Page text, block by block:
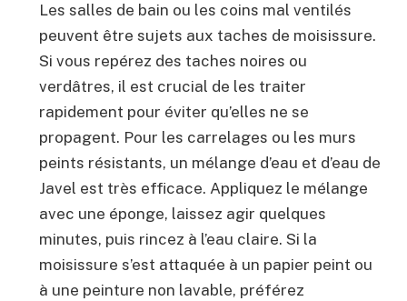
Les salles de bain ou les coins mal ventilés
peuvent être sujets aux taches de moisissure.
Si vous repérez des taches noires ou
verdâtres, il est crucial de les traiter
rapidement pour éviter qu’elles ne se
propagent. Pour les carrelages ou les murs
peints résistants, un mélange d’eau et d’eau de
Javel est très efficace. Appliquez le mélange
avec une éponge, laissez agir quelques
minutes, puis rincez à l’eau claire. Si la
moisissure s’est attaquée à un papier peint ou
à une peinture non lavable, préférez